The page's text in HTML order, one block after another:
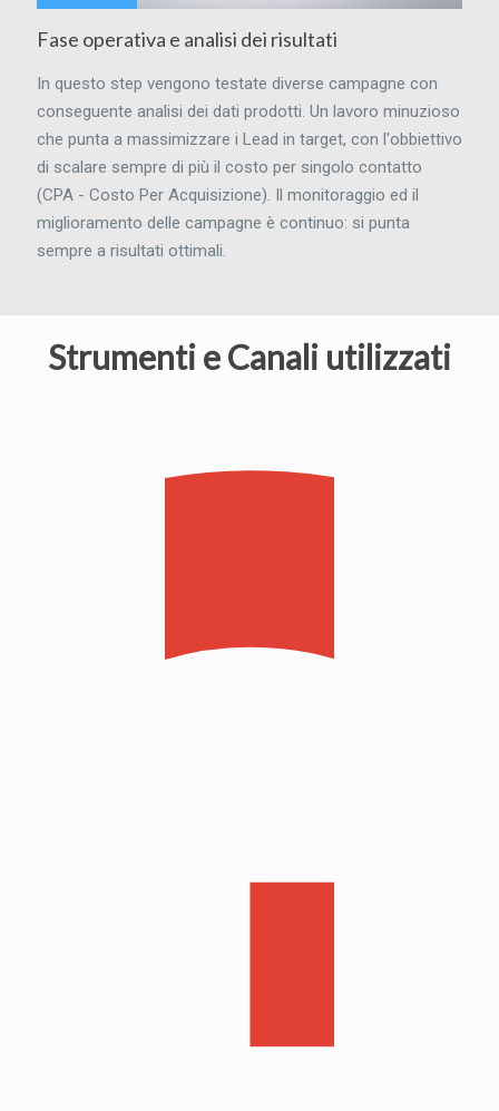
Fase operativa e analisi dei risultati
In questo step vengono testate diverse campagne con
conseguente analisi dei dati prodotti. Un lavoro minuzioso
che punta a massimizzare i Lead in target, con l'obbiettivo
di scalare sempre di più il costo per singolo contatto
(CPA - Costo Per Acquisizione). Il monitoraggio ed il
miglioramento delle campagne è continuo: si punta
sempre a risultati ottimali.
Strumenti e Canali utilizzati